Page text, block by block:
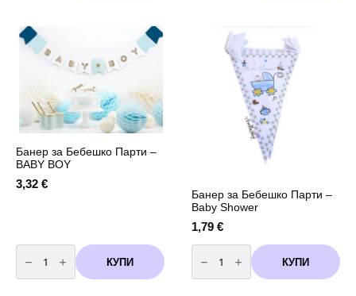
син
Банер за Бебешко Парти –
BABY BOY
3,32 €
количество
за
Банер
за
КУПИ
Банер за Бебешко Парти –
Baby Shower
1,79 €
количество
за
Банер
за
КУПИ